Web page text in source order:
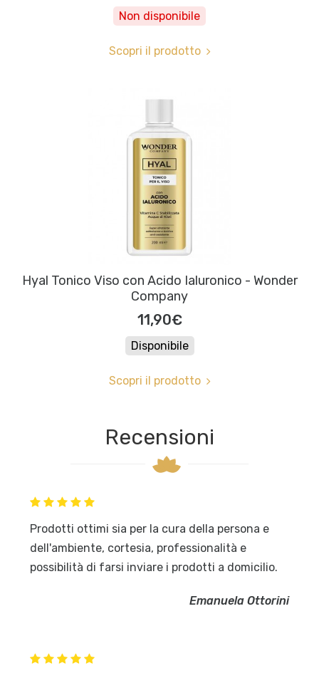
Non disponibile
Scopri il prodotto
Hyal Tonico Viso con Acido Ialuronico - Wonder
Company
11,90€
Disponibile
Scopri il prodotto
Recensioni
Prodotti ottimi sia per la cura della persona e
dell'ambiente, cortesia, professionalità e
possibilità di farsi inviare i prodotti a domicilio.
Emanuela Ottorini